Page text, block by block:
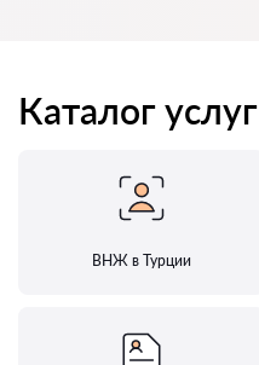
Каталог услуг
ВНЖ в Турции